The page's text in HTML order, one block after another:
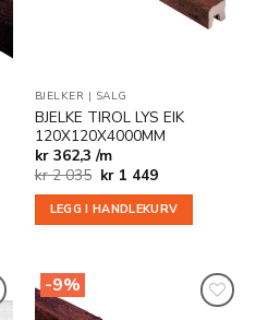
BJELKER | SALG
BJELKE TIROL LYS EIK
120X120X4000MM
kr 362,3 /m
kr2 035 Opprinnelig
var:
kr 2
035.
kr1 449Nåværende
er:
kr 1
449.
LEGG I HANDLEKURV
-9%